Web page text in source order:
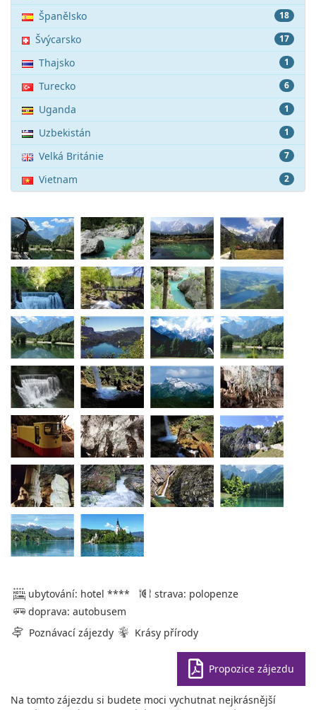
18
Španělsko
17
Švýcarsko
1
Thajsko
6
Turecko
1
Uganda
1
Uzbekistán
7
Velká Británie
2
Vietnam
ubytování: hotel ****
strava: polopenze
doprava: autobusem
Poznávací zájezdy
Krásy přírody
Propozice zájezdu
Na tomto zájezdu si budete moci vychutnat nejkrásnější